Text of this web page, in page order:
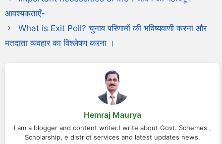
आवश्यकताएँ-
What is Exit Poll? चुनाव परिणामों की भविष्यवाणी करना और
मतदाता व्यवहार का विश्लेषण करना ।
Hemraj Maurya
I am a blogger and content writer.I write about Govt. Schemes ,
Scholarship, e district services and latest updates news.